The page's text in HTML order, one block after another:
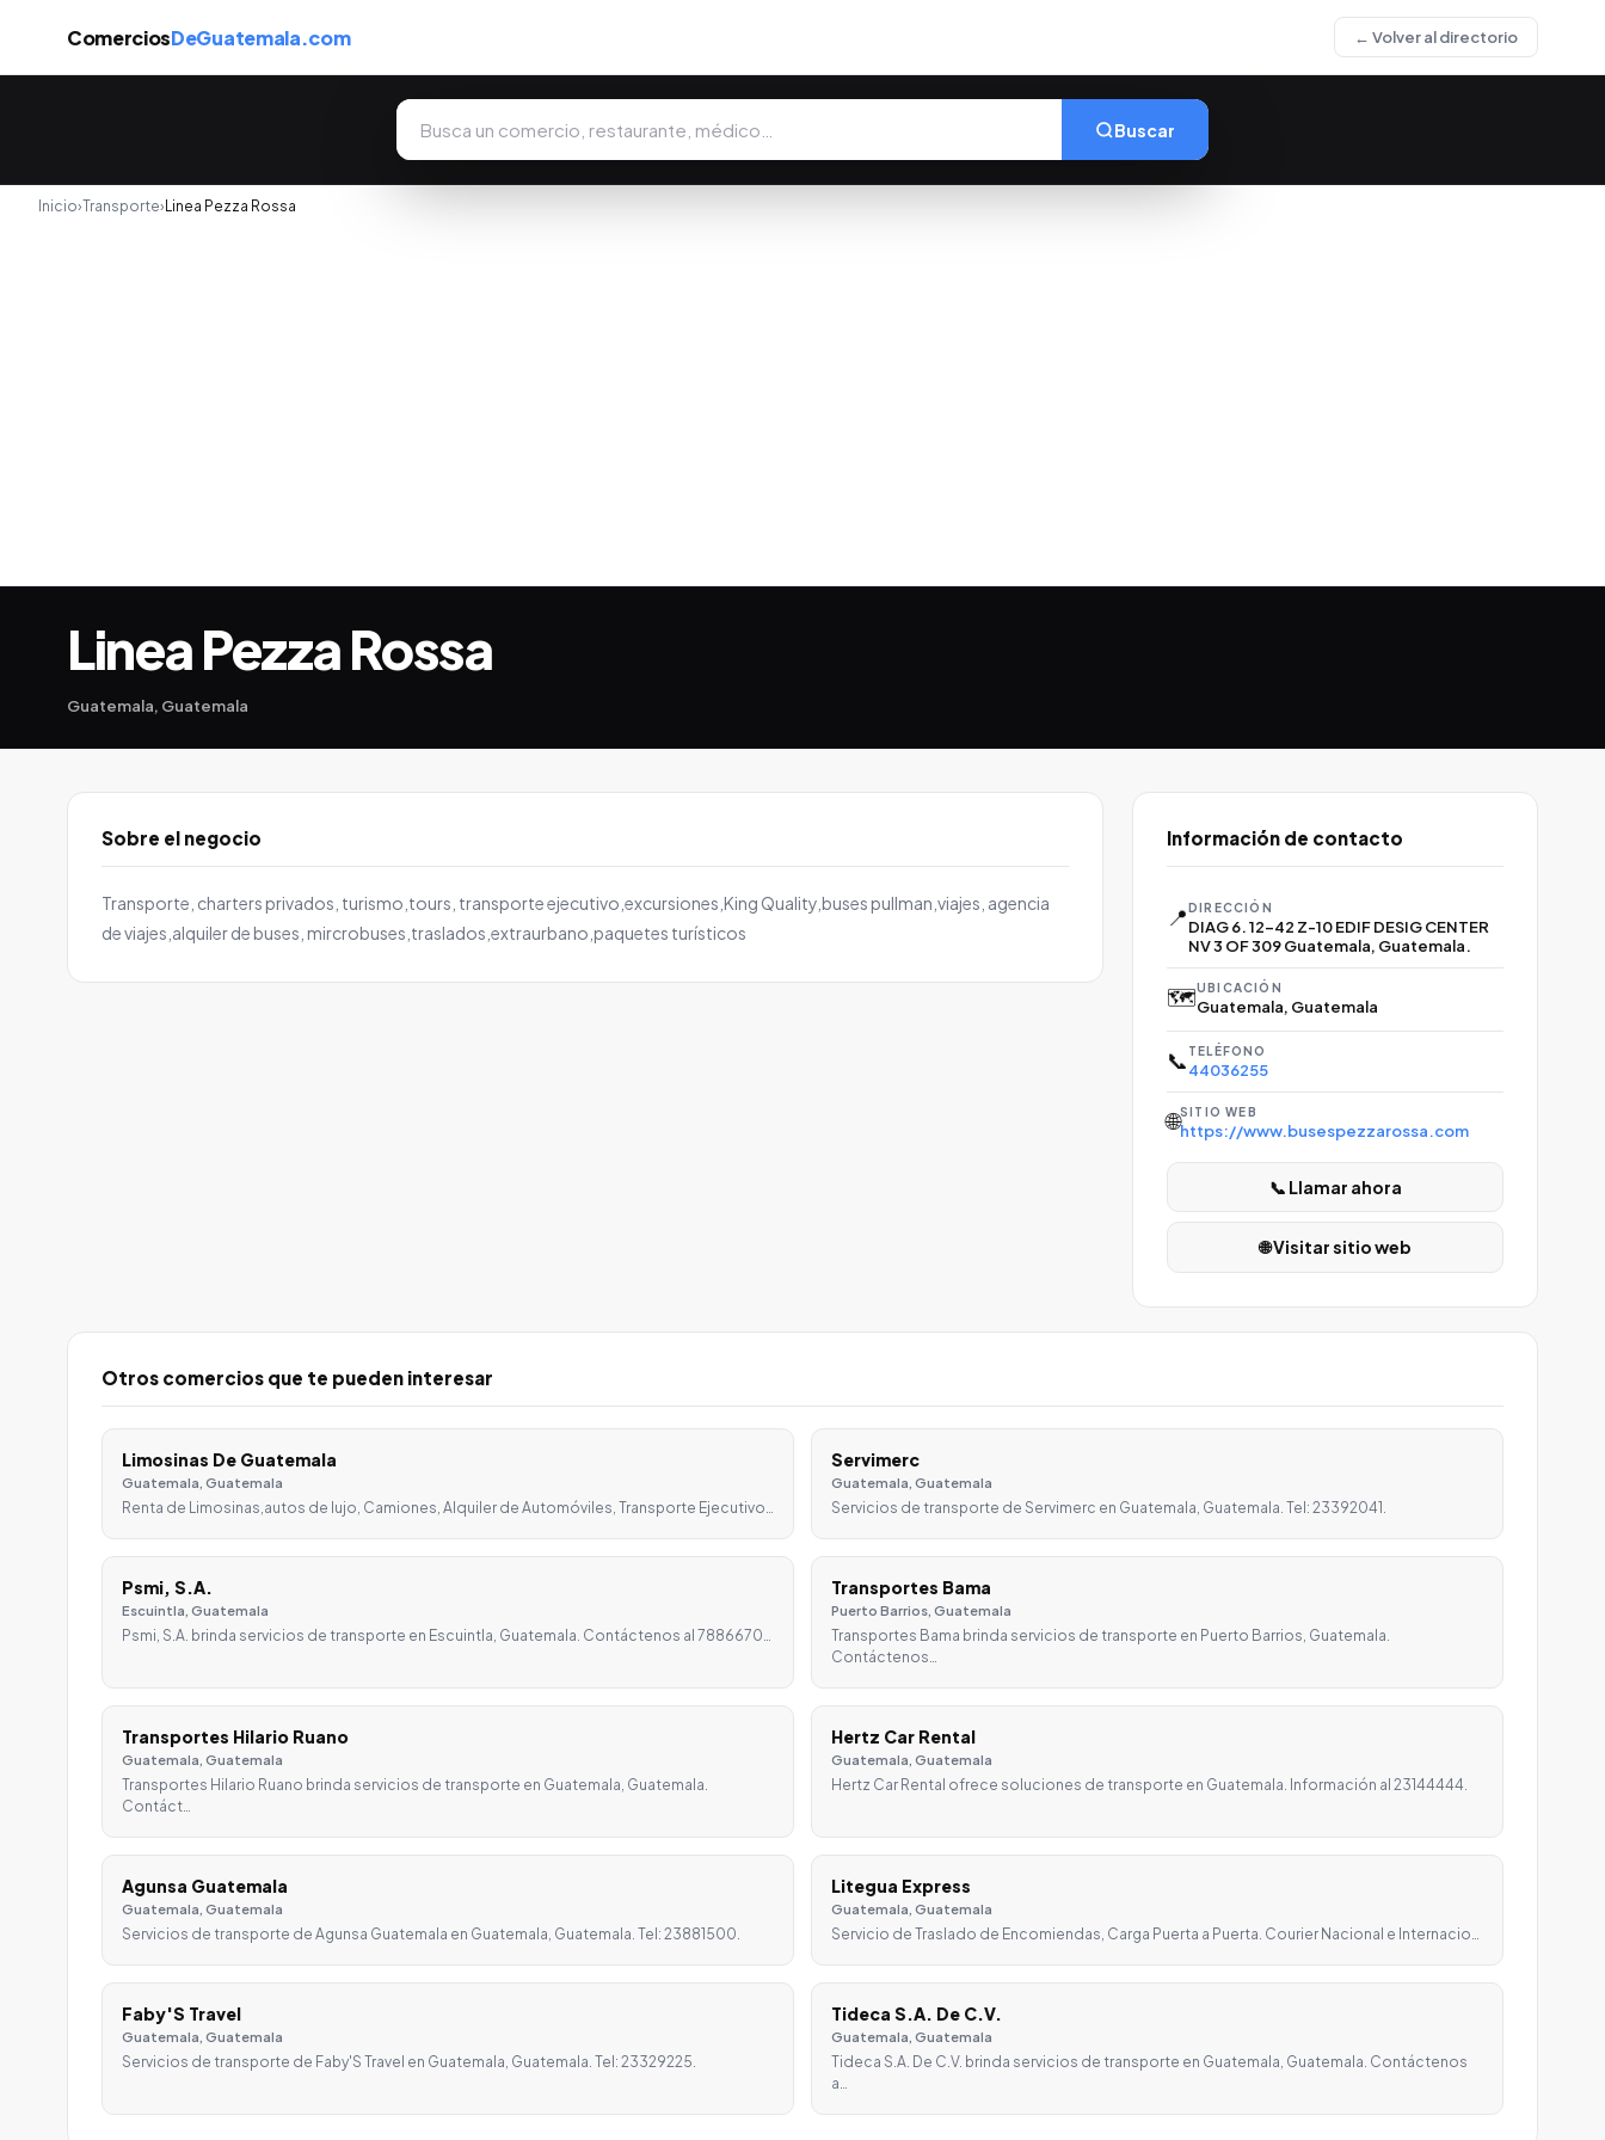
ComerciosDeGuatemala.com ← Volver al directorio
Buscar
Inicio›Transporte› Linea Pezza Rossa
Linea Pezza Rossa
Guatemala, Guatemala
Sobre el negocio
Transporte, charters privados, turismo,tours, transporte ejecutivo,excursiones,King Quality,buses pullman,viajes, agencia
de viajes,alquiler de buses, mircrobuses,traslados,extraurbano,paquetes turísticos
Información de contacto
📍DIRECCIÓN
DIAG 6. 12-42 Z-10 EDIF DESIG CENTER
NV 3 OF 309 Guatemala, Guatemala.
🗺️UBICACIÓN
Guatemala, Guatemala
📞 TELÉFONO
44036255
🌐SITIO WEB
https://www.busespezzarossa.com
📞 Llamar ahora
🌐 Visitar sitio web
Otros comercios que te pueden interesar
Limosinas De Guatemala
Guatemala, Guatemala
Renta de Limosinas,autos de lujo, Camiones, Alquiler de Automóviles, Transporte Ejecutivo…
Servimerc
Guatemala, Guatemala
Servicios de transporte de Servimerc en Guatemala, Guatemala. Tel: 23392041.
Psmi, S.A.
Escuintla, Guatemala
Psmi, S.A. brinda servicios de transporte en Escuintla, Guatemala. Contáctenos al 7886670…
Transportes Bama
Puerto Barrios, Guatemala
Transportes Bama brinda servicios de transporte en Puerto Barrios, Guatemala.
Contáctenos…
Transportes Hilario Ruano
Guatemala, Guatemala
Transportes Hilario Ruano brinda servicios de transporte en Guatemala, Guatemala.
Contáct…
Hertz Car Rental
Guatemala, Guatemala
Hertz Car Rental ofrece soluciones de transporte en Guatemala. Información al 23144444.
Agunsa Guatemala
Guatemala, Guatemala
Servicios de transporte de Agunsa Guatemala en Guatemala, Guatemala. Tel: 23881500.
Litegua Express
Guatemala, Guatemala
Servicio de Traslado de Encomiendas, Carga Puerta a Puerta. Courier Nacional e Internacio…
Faby'S Travel
Guatemala, Guatemala
Servicios de transporte de Faby'S Travel en Guatemala, Guatemala. Tel: 23329225.
Tideca S.A. De C.V.
Guatemala, Guatemala
Tideca S.A. De C.V. brinda servicios de transporte en Guatemala, Guatemala. Contáctenos
a…